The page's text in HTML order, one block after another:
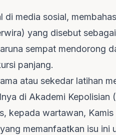
di media sosial,
yang disebut
sempat mendorong
panjang.
atau sekedar latihan
di Akademi Kepolisian
kepada wartawan,
memanfaatkan isu ini